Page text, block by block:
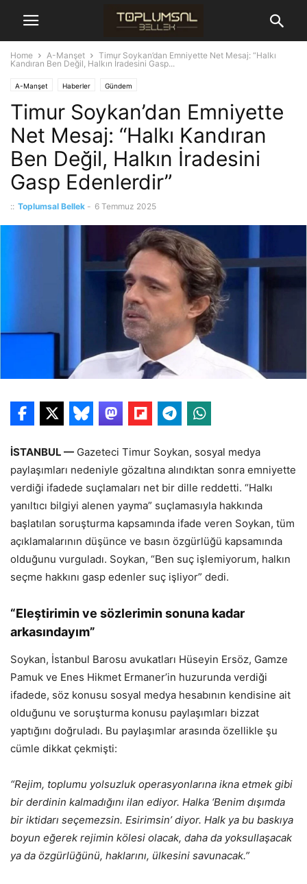
Home A-Manşet
Timur Soykan’dan Emniyette Net Mesaj: “Halkı
Kandıran Ben Değil, Halkın İradesini Gasp...
A-Manşet Haberler Gündem
Timur Soykan’dan Emniyette
Net Mesaj: “Halkı Kandıran
Ben Değil, Halkın İradesini
Gasp Edenlerdir”
:: Toplumsal Bellek - 6 Temmuz 2025
İSTANBUL — Gazeteci Timur Soykan, sosyal medya
paylaşımları nedeniyle gözaltına alındıktan sonra emniyette
verdiği ifadede suçlamaları net bir dille reddetti. “Halkı
yanıltıcı bilgiyi alenen yayma” suçlamasıyla hakkında
başlatılan soruşturma kapsamında ifade veren Soykan, tüm
açıklamalarının düşünce ve basın özgürlüğü kapsamında
olduğunu vurguladı. Soykan, “Ben suç işlemiyorum, halkın
seçme hakkını gasp edenler suç işliyor” dedi.
“Eleştirimin ve sözlerimin sonuna kadar
arkasındayım”
Soykan, İstanbul Barosu avukatları Hüseyin Ersöz, Gamze
Pamuk ve Enes Hikmet Ermaner’in huzurunda verdiği
ifadede, söz konusu sosyal medya hesabının kendisine ait
olduğunu ve soruşturma konusu paylaşımları bizzat
yaptığını doğruladı. Bu paylaşımlar arasında özellikle şu
cümle dikkat çekmişti:
“Rejim, toplumu yolsuzluk operasyonlarına ikna etmek gibi
bir derdinin kalmadığını ilan ediyor. Halka ‘Benim dışımda
bir iktidarı seçemezsin. Esirimsin’ diyor. Halk ya bu baskıya
boyun eğerek rejimin kölesi olacak, daha da yoksullaşacak
ya da özgürlüğünü, haklarını, ülkesini savunacak.”